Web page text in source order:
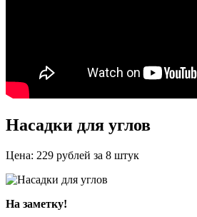
Насадки для углов
Цена: 229 рублей за 8 штук
На заметку!